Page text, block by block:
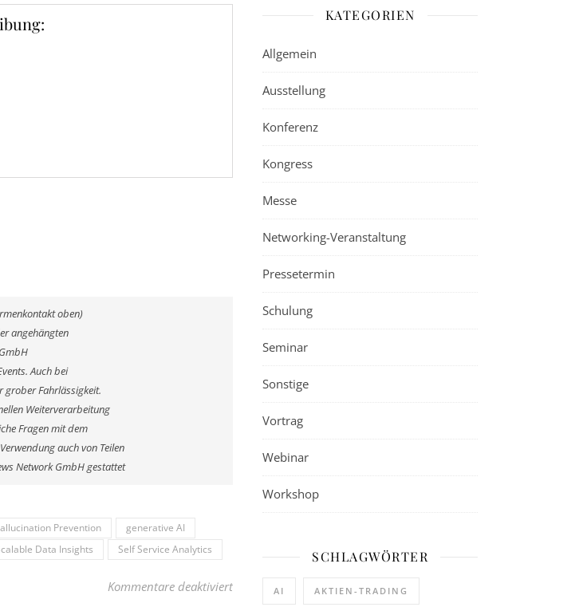
oben)
angehängten
Auch bei
grober Fahrlässigkeit.
Weiterverarbeitung
Fragen mit dem
auch von Teilen
Network GmbH gestattet
Prevention
generative AI
Data Insights Self Service Analytics
Kommentare deaktiviertfür Mastering Conversational Analytics: A Practical Guide to
KATEGORIEN
Allgemein
Ausstellung
Konferenz
Kongress
Messe
Networking-Veranstaltung
Pressetermin
Schulung
Seminar
Sonstige
Vortrag
Webinar
Workshop
SCHLAGWÖRTER
AI AKTIEN-TRADING